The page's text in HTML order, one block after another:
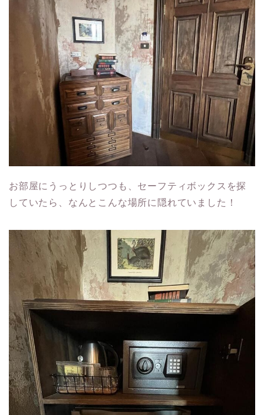
お部屋にうっとりしつつも、セーフティボックスを探
していたら、なんとこんな場所に隠れていました！